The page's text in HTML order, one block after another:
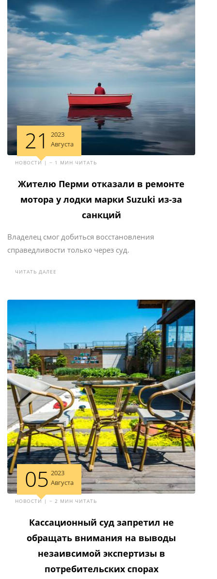
21
2023
Августа
НОВОСТИ | ~ 1 МИН ЧИТАТЬ
Жителю Перми отказали в ремонте
мотора у лодки марки Suzuki из-за
санкций
Владелец смог добиться восстановления
справедливости только через суд.
ЧИТАТЬ ДАЛЕЕ
05 2023
Августа
НОВОСТИ | ~ 2 МИН ЧИТАТЬ
Кассационный суд запретил не
обращать внимания на выводы
незаивсимой экспертизы в
потребительских спорах